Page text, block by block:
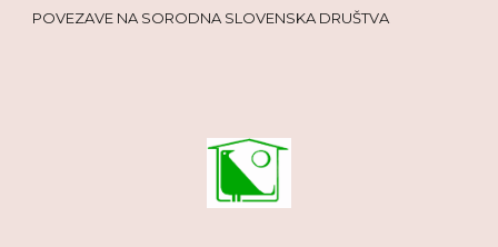
POVEZAVE NA SORODNA SLOVENSKA DRUŠTVA